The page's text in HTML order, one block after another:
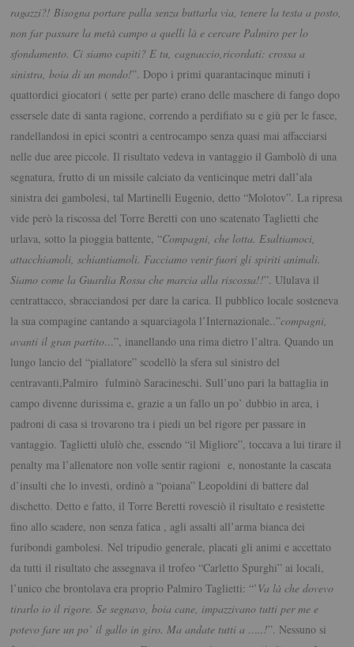
ragazzi?! Bisogna portare palla senza buttarla via, tenere la testa a posto,
non far passare la metà campo a quelli là e cercare Palmiro per lo
sfondamento. Ci siamo capiti? E tu, cagnaccio,ricordati: crossa a
sinistra, boia di un mondo!”. Dopo i primi quarantacinque minuti i
quattordici giocatori ( sette per parte) erano delle maschere di fango dopo
essersele date di santa ragione, correndo a perdifiato su e giù per le fasce,
randellandosi in epici scontri a centrocampo senza quasi mai affacciarsi
nelle due aree piccole. Il risultato vedeva in vantaggio il Gambolò di una
segnatura, frutto di un missile calciato da venticinque metri dall’ala
sinistra dei gambolesi, tal Martinelli Eugenio, detto “Molotov”. La ripresa
vide però la riscossa del Torre Beretti con uno scatenato Taglietti che
urlava, sotto la pioggia battente, “Compagni, che lotta. Esaltiamoci,
attacchiamoli, schiantiamoli. Facciamo venir fuori gli spiriti animali.
Siamo come la Guardia Rossa che marcia alla riscossa!!”. Ululava il
centrattacco, sbracciandosi per dare la carica. Il pubblico locale sosteneva
la sua compagine cantando a squarciagola l’Internazionale..”compagni,
avanti il gran partito…”, inanellando una rima dietro l’altra. Quando un
lungo lancio del “piallatore” scodellò la sfera sul sinistro del
centravanti,Palmiro fulminò Saracineschi. Sull’uno pari la battaglia in
campo divenne durissima e, grazie a un fallo un po’ dubbio in area, i
padroni di casa si trovarono tra i piedi un bel rigore per passare in
vantaggio. Taglietti ululò che, essendo “il Migliore”, toccava a lui tirare il
penalty ma l’allenatore non volle sentir ragioni e, nonostante la cascata
d’insulti che lo investì, ordinò a “poiana” Leopoldini di battere dal
dischetto. Detto e fatto, il Torre Beretti rovesciò il risultato e resistette
fino allo scadere, non senza fatica , agli assalti all’arma bianca dei
furibondi gambolesi. Nel tripudio generale, placati gli animi e accettato
da tutti il risultato che assegnava il trofeo “Carletto Spurghi” ai locali,
l’unico che brontolava era proprio Palmiro Taglietti: “’Va là che dovevo
tirarlo io il rigore. Se segnavo, boia cane, impazzivano tutti per me e
potevo fare un po’ il gallo in giro. Ma andate tutti a …..!”. Nessuno si